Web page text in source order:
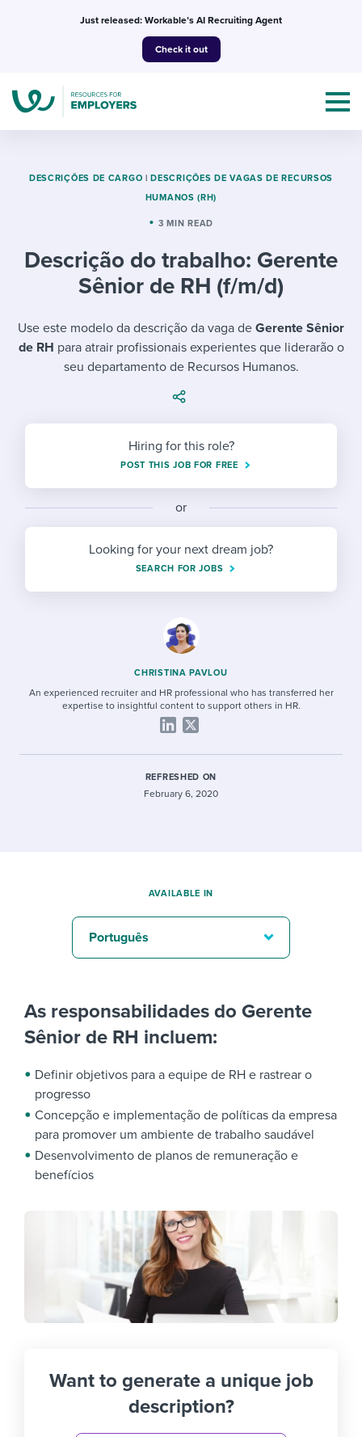
Just released: Workable’s AI Recruiting Agent
Check it out
Topics
Mobilizing AI in my work
Evaluating candidates
Working together with others
Maintaining hiring pipelines
Ensuring compliance
Finding and attracting people
Digitizing work processes
Candidate/employee experiences
Templates & Guides
I WANT...
Job description templates
Interview question templates
Policy templates
Step-by-step tutorials
Free ebooks & reports
I’m a jobseeker
I WANT TO LEARN ABOUT...
Applying for a job
Pay & benefits
Career development
Modern working life
Attend webinars & events
Workable customer stories
Explore Workable
Request a demo
Start a free trial
DESCRIÇÕES DE CARGO | DESCRIÇÕES DE VAGAS DE RECURSOS
HUMANOS (RH)
3 MIN READ
Descrição do trabalho: Gerente
Sênior de RH (f/m/d)
Use este modelo da descrição da vaga de Gerente Sênior
de RH para atrair profissionais experientes que liderarão o
seu departamento de Recursos Humanos.
Hiring for this role?
POST THIS JOB FOR FREE
or
Looking for your next dream job?
SEARCH FOR JOBS
CHRISTINA PAVLOU
An experienced recruiter and HR professional who has transferred her
expertise to insightful content to support others in HR.
REFRESHED ON
February 6, 2020
As responsabilidades do Gerente
Sênior de RH incluem:
Definir objetivos para a equipe de RH e rastrear o
progresso
Concepção e implementação de políticas da empresa
para promover um ambiente de trabalho saudável
Desenvolvimento de planos de remuneração e
benefícios
Want to generate a unique job
description?
AVAILABLE IN
Português